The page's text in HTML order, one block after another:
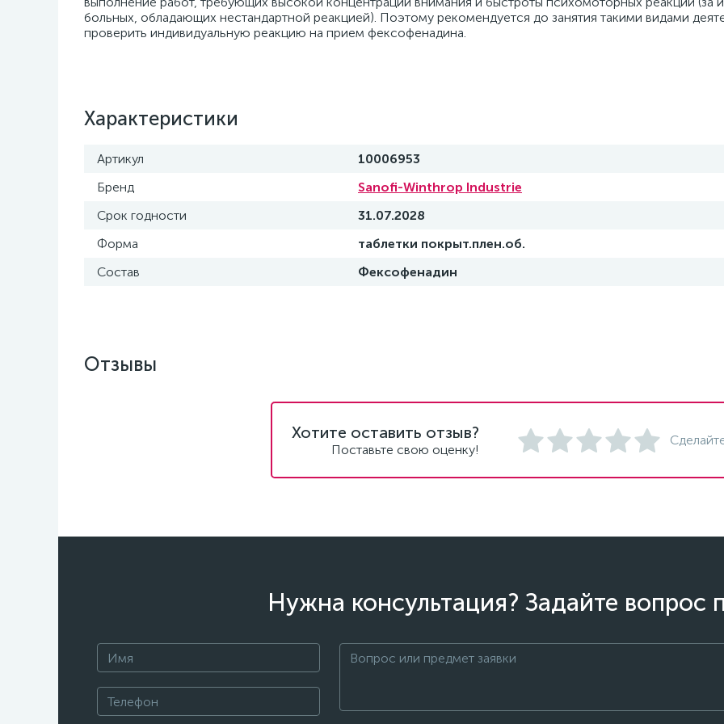
больных, обладающих нестандартной реакцией). Поэтому рекомендуется до занятия такими видами
проверить индивидуальную реакцию на прием фексофенадина.
Характеристики
Артикул
10006953
Бренд
Sanofi-Winthrop Industrie
Срок годности
31.07.2028
Форма
таблетки покрыт.плен.об.
Состав
Фексофенадин
Отзывы
Хотите оставить отзыв?
Поставьте свою оценку!
Нужна консультация? Задайте вопрос